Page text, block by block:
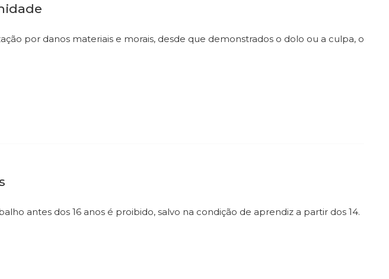
por danos materiais e morais, desde que demonstrados o dolo ou a culpa, o
antes dos 16 anos é proibido, salvo na condição de aprendiz a partir dos 14.